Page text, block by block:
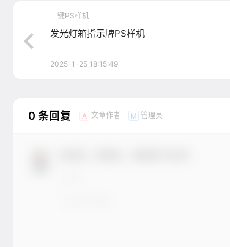
一键PS样机
发光灯箱指示牌PS样机
2025-1-25 18:15:49
0 条回复 A 文章作者 M 管理员